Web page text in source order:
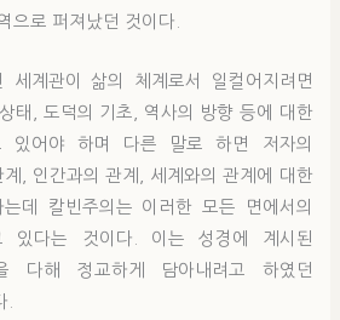
으로 퍼져났던 것이다.
세계관이 삶의 체계로서 일컬어지려면
태, 도덕의 기초, 역사의 방향 등에 대한
있어야 하며 다른 말로 하면 저자의
, 인간과의 관계, 세계와의 관계에 대한
데 칼빈주의는 이러한 모든 면에서의
있다는 것이다. 이는 성경에 계시된
다해 정교하게 담아내려고 하였던
.